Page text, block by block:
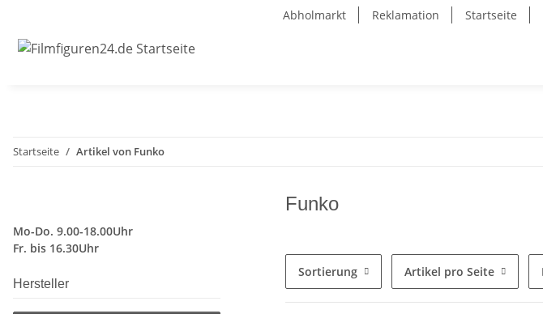
Abholmarkt Reklamation Startseite
Startseite Artikel von Funko
Funko
Sortierung Artikel pro Seite
Mo-Do. 9.00-18.00Uhr
Fr. bis 16.30Uhr
Hersteller